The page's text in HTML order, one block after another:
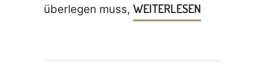
überlegen muss, WEITERLESEN